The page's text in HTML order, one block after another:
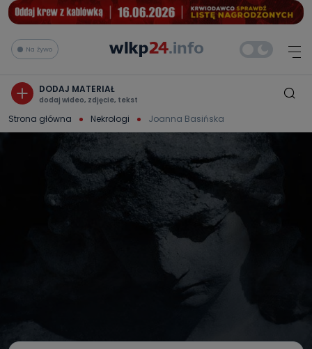
Na żywo
DODAJ MATERIAŁ
dodaj wideo, zdjęcie, tekst
Strona główna Nekrologi Joanna Basińska